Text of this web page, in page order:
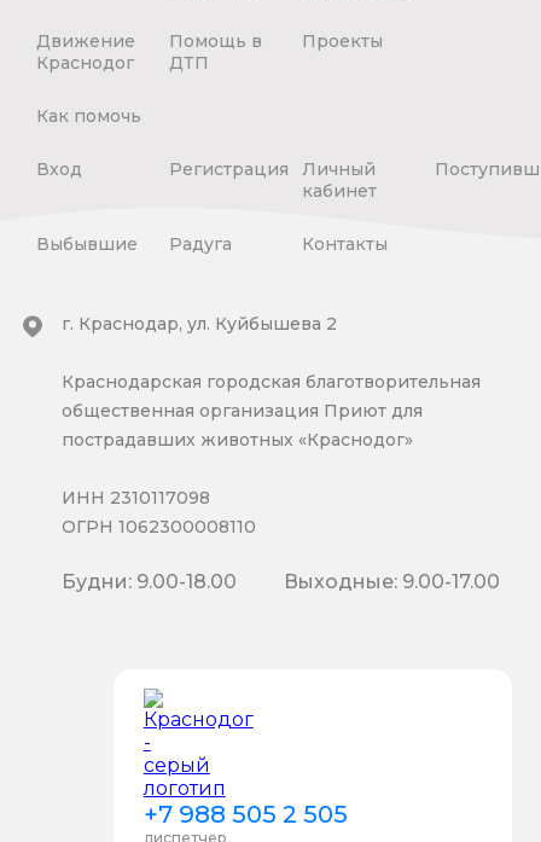
Движение
Краснодог
Помощь в
ДТП
Проекты
Как помочь
Вход Регистрация
Личный
кабинет
Выбывшие Радуга Контакты
+7 988 505 2 505
диспетчер
г. Краснодар, ул. Куйбышева 2
Краснодарская городская благотворительная
общественная организация Приют для
пострадавших животных «Краснодог»
ИНН 2310117098
ОГРН 1062300008110
Будни: 9.00-18.00 Выходные: 9.00-17.00